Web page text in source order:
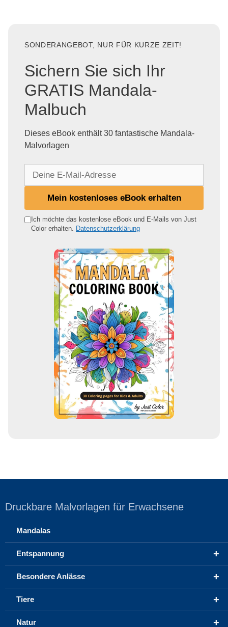
SONDERANGEBOT, NUR FÜR KURZE ZEIT!
Sichern Sie sich Ihr
GRATIS Mandala-
Malbuch
Dieses eBook enthält 30 fantastische Mandala-
Malvorlagen
e
Mein kostenloses eBook erhalten
Ich möchte das kostenlose eBook und E-Mails von Just
Color erhalten. Datenschutzerklärung
Druckbare Malvorlagen für Erwachsene
Mandalas
+
Entspannung
+
Besondere Anlässe
+
Tiere
+
Natur